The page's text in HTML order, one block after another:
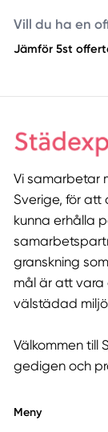
Vill du ha en
Jämför 5st
Vi samarbetar
Sverige, för att
kunna erhålla
granskning
mål är att vara
välstädad
Välkommen till
gedigen och
Meny